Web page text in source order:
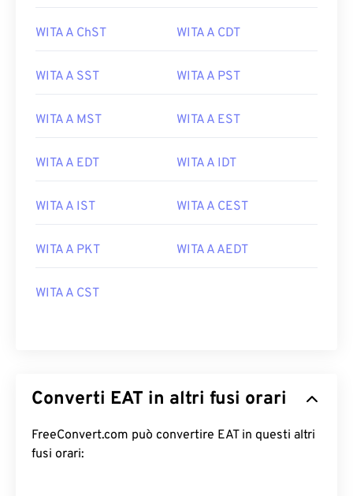
WITA A ChST WITA A CDT
WITA A SST WITA A PST
WITA A MST WITA A EST
WITA A EDT WITA A IDT
WITA A IST WITA A CEST
WITA A PKT WITA A AEDT
WITA A CST
Converti EAT in altri fusi orari
FreeConvert.com può convertire EAT in questi altri
fusi orari: